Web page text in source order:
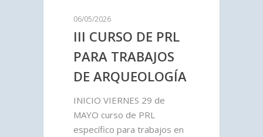
06/05/2026
III CURSO DE PRL
PARA TRABAJOS
DE ARQUEOLOGÍA
INICIO VIERNES 29 de
MAYO curso de PRL
específico para trabajos en